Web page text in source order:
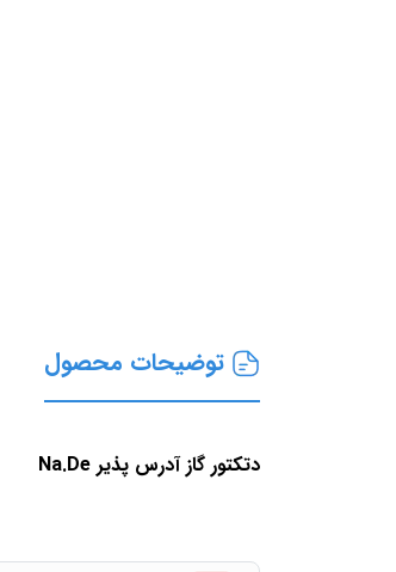
توضیحات محصول
دتکتور گاز آدرس پذیر Na.De